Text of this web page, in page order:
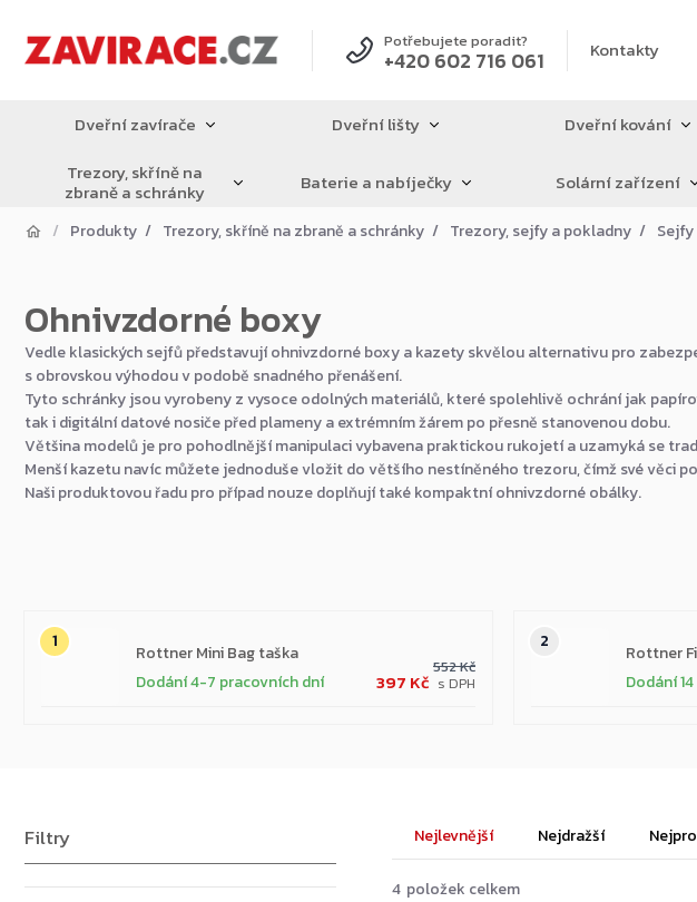
obsah
Potřebujete poradit?
+420 602 716 061 Kontakty
Dveřní zavírače Dveřní lišty Dveřní kování
Trezory, skříně na
zbraně a schránky Baterie a nabíječky Solární zařízení
Produkty Trezory, skříně na zbraně a schránky Trezory, sejfy a pokladny Sejfy
Ohnivzdorné boxy
Vedle klasických sejfů představují ohnivzdorné boxy a kazety skvělou alternativu pro
s obrovskou výhodou v podobě snadného přenášení.
Tyto schránky jsou vyrobeny z vysoce odolných materiálů, které spolehlivě ochrání jak
tak i digitální datové nosiče před plameny a extrémním žárem po přesně stanovenou dobu.
Většina modelů je pro pohodlnější manipulaci vybavena praktickou rukojetí a uzamyká se
Menší kazetu navíc můžete jednoduše vložit do většího nestíněného trezoru, čímž své věci
Naši produktovou řadu pro případ nouze doplňují také kompaktní ohnivzdorné obálky.
Rottner Mini Bag taška
Dodání 4-7 pracovních dní
552 Kč
397 Kč
Rottner
Dodání
Řazení
produktů
Nejlevnější Nejdražší
4 položek celkem
Výpis
produktů